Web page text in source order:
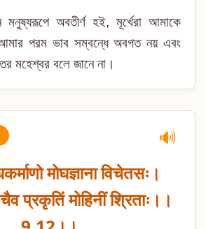
অবতীর্ণ হই, মূর্খেরা আমাকে
আমার পরম ভাব সম্বন্ধে অবগত নয় এবং
মহেশ্বর বলে জানে না।
🔊
मोघज्ञाना विचेतसः।
चैव प्रकृतिं मोहिनीं श्रिताः।।